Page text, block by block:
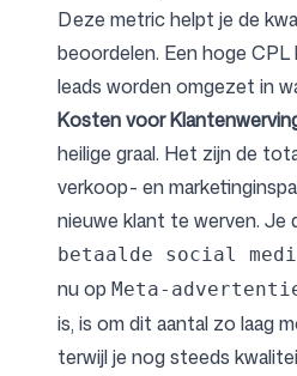
Deze metric helpt je de
beoordelen. Een hoge CPL
leads worden omgezet in
Kosten voor
heilige graal. Het zijn de
verkoop- en
nieuwe klant te werven. Je
betaalde social
nu op Meta-
is, is om dit aantal zo laag
terwijl je nog steeds